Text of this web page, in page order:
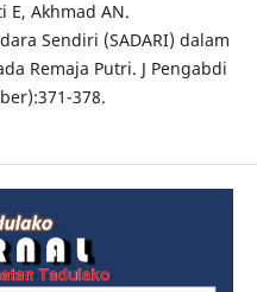
E, Akhmad AN.
Sendiri (SADARI) dalam
Remaja Putri. J Pengabdi
378.